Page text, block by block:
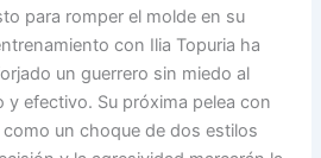
para romper el molde en su
con Ilia Topuria ha
un guerrero sin miedo al
efectivo. Su próxima pelea con
un choque de dos estilos